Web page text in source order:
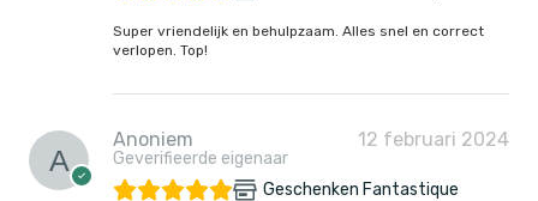
Super vriendelijk en behulpzaam. Alles snel en correct
verlopen. Top!
Anoniem
Geverifieerde eigenaar
12 februari 2024
Geschenken Fantastique